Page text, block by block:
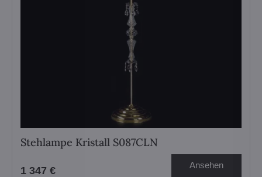
Stehlampe Kristall S087CLN
1 347 € Ansehen